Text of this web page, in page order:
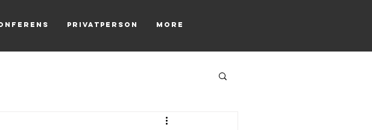
Privatperson More